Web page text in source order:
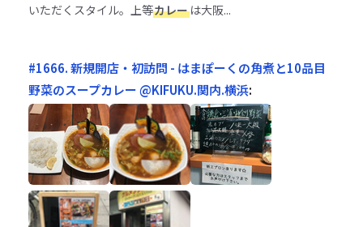
いただくスタイル。上等カレーは大阪...
#1666. 新規開店・初訪問 - はまぽーくの角煮と10品目
野菜のスープカレー @KIFUKU.関内.横浜: